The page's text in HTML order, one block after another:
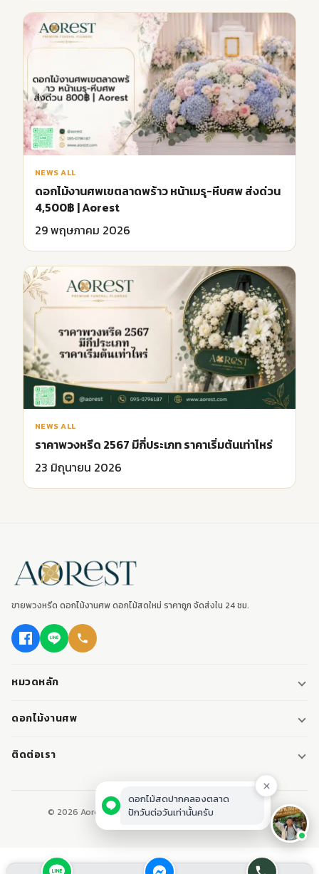
NEWS ALL
ดอกไม้งานศพเขตลาดพร้าว หน้าเมรุ-หีบศพ ส่งด่วน
4,500฿ | Aorest
29 พฤษภาคม 2026
NEWS ALL
ราคาพวงหรีด 2567 มีกี่ประเภท ราคาเริ่มต้นเท่าไหร่
23 มิถุนายน 2026
ขายพวงหรีด ดอกไม้งานศพ ดอกไม้สดใหม่ ราคาถูก จัดส่งใน 24 ชม.
หมวดหลัก
พวงหรีดมาลา
หรีดหนังสือ
ดอกไม้งานศพ
ติดต่อเรา
ปากคลองตลาด เขตพระนคร กทม.
© 2026 Aorest. ขายพวงหรีด ดอกไม้งานศพ ปากคลองตลาด.